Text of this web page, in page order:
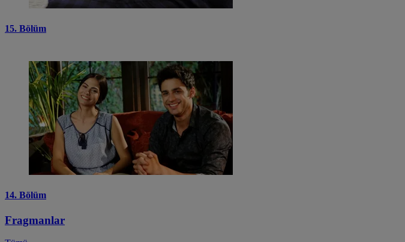
15. Bölüm
14. Bölüm
Fragmanlar